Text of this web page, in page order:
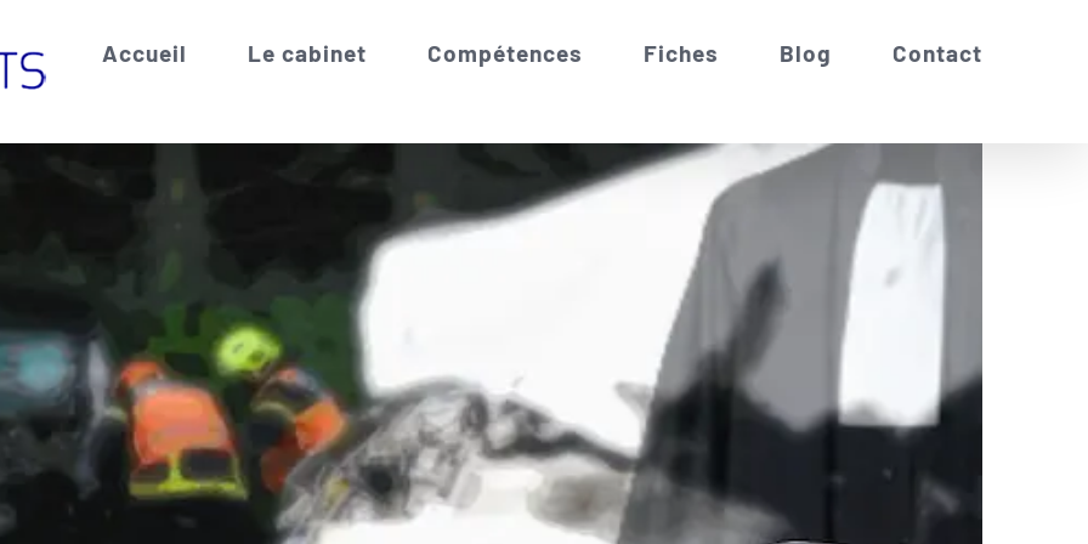
Accueil Le cabinet Compétences Fiches Blog Contact